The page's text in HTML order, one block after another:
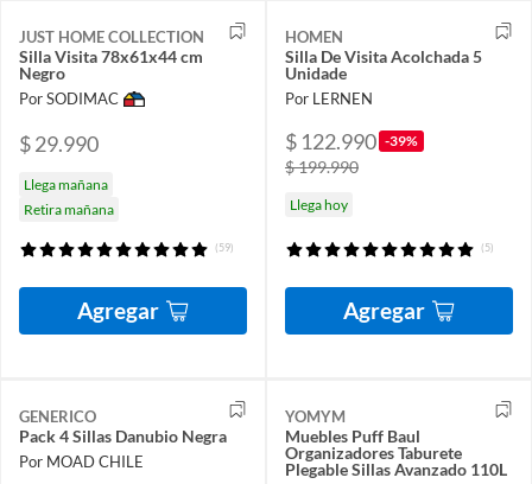
JUST HOME COLLECTION
Silla Visita 78x61x44 cm
Negro
Por SODIMAC
$ 29.990
Llega mañana
Retira mañana
(59)
Agregar
HOMEN
Silla De Visita Acolchada 5
Unidade
Por LERNEN
$ 122.990 -39%
$ 199.990
Llega hoy
(5)
Agregar
GENERICO
Pack 4 Sillas Danubio Negra
Por MOAD CHILE
YOMYM
Muebles Puff Baul
Organizadores Taburete
Plegable Sillas Avanzado 110L